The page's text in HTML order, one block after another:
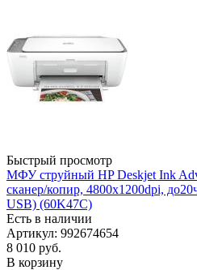
Быстрый просмотр
МФУ струйный HP Deskjet Ink
сканер/копир, 4800x1200dpi,
USB) (60K47C)
Есть в наличии
Артикул: 992674654
8 010 руб.
В корзину